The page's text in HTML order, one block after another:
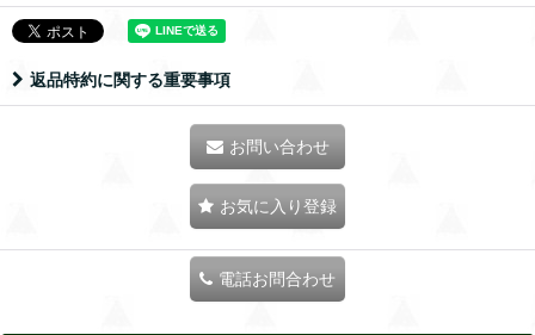
返品特約に関する重要事項
お問い合わせ
お気に入り登録
電話お問合わせ